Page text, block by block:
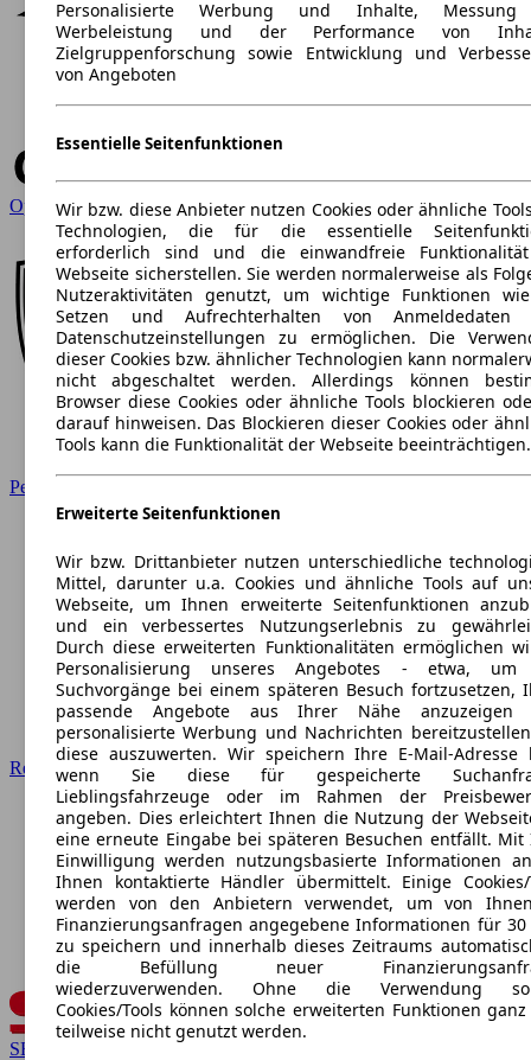
Opel
Peugeot
Renault
SEAT
Personalisierte Werbung und Inhalte,
Werbeleistung und der Performance von
Zielgruppenforschung sowie Entwicklung und
von Angeboten
Essentielle Seitenfunktionen
Wir bzw. diese Anbieter nutzen Cookies oder ähnliche
Technologien, die für die essentielle
erforderlich sind und die einwandfreie
Webseite sicherstellen. Sie werden normalerweise als
Nutzeraktivitäten genutzt, um wichtige Funktionen
Setzen und Aufrechterhalten von Anmeldedaten
Datenschutzeinstellungen zu ermöglichen. Die
dieser Cookies bzw. ähnlicher Technologien kann
nicht abgeschaltet werden. Allerdings können
Browser diese Cookies oder ähnliche Tools blockieren
darauf hinweisen. Das Blockieren dieser Cookies oder
Tools kann die Funktionalität der Webseite beeinträchtigen.
Erweiterte Seitenfunktionen
Wir bzw. Drittanbieter nutzen unterschiedliche
Mittel, darunter u.a. Cookies und ähnliche Tools auf
Webseite, um Ihnen erweiterte Seitenfunktionen
und ein verbessertes Nutzungserlebnis zu
Durch diese erweiterten Funktionalitäten ermöglichen
Personalisierung unseres Angebotes - etwa, um
Suchvorgänge bei einem späteren Besuch fortzusetzen,
passende Angebote aus Ihrer Nähe anzuzeigen
personalisierte Werbung und Nachrichten
diese auszuwerten. Wir speichern Ihre E-Mail-Adresse
wenn Sie diese für gespeicherte
Lieblingsfahrzeuge oder im Rahmen der
angeben. Dies erleichtert Ihnen die Nutzung der
eine erneute Eingabe bei späteren Besuchen entfällt. Mit
Einwilligung werden nutzungsbasierte Informationen
Ihnen kontaktierte Händler übermittelt. Einige Cookies/
werden von den Anbietern verwendet, um von
Finanzierungsanfragen angegebene Informationen für 30
zu speichern und innerhalb dieses Zeitraums
die Befüllung neuer
wiederzuverwenden. Ohne die Verwendung
Cookies/Tools können solche erweiterten Funktionen
teilweise nicht genutzt werden.